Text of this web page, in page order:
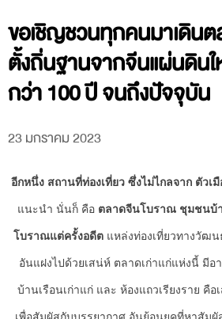
ขอเชิญชวนทุกคนมาเดินต
ตั้งถิ่นฐานจากจีนแผ่นดิน
กว่า 100 ปี จนถึงปัจจุบัน
23 มกราคม 2023
อีกหนึ่ง สถานที่ท่องเที่ยว ซึ่งไม่ไกลจาก ตัวเ
แนะนำ นั่นก็ คือ ตลาดจีนโบราณ ชุมชน
โบราณแต่ครั้งอดีต แหล่งท่องเที่ยวทางวัฒน
อันแฝงไปด้วยเสน่ห์ ตลาดเก่าแก่แห่งนี้ มีอ
บ้านเรือนเก่าแก่ และ ห้องแถวเรียงราย คือ